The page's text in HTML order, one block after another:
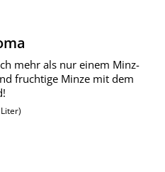
mehr als nur einem Minz-
fruchtige Minze mit dem